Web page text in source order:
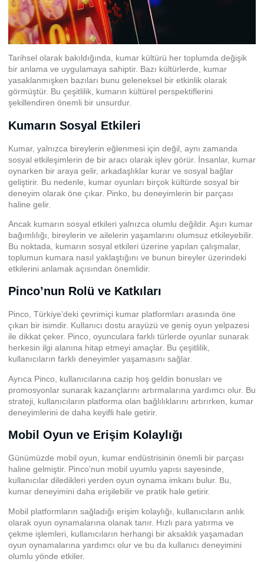
Tarihsel olarak bakıldığında, kumar kültürü her toplumda değişik
bir anlama ve uygulamaya sahiptir. Bazı kültürlerde, kumar
yasaklanmışken bazıları bunu geleneksel bir etkinlik olarak
görmüştür. Bu çeşitlilik, kumarın kültürel perspektiflerini
şekillendiren önemli bir unsurdur.
Kumarın Sosyal Etkileri
Kumar, yalnızca bireylerin eğlenmesi için değil, aynı zamanda
sosyal etkileşimlerin de bir aracı olarak işlev görür. İnsanlar, kumar
oynarken bir araya gelir, arkadaşlıklar kurar ve sosyal bağlar
geliştirir. Bu nedenle, kumar oyunları birçok kültürde sosyal bir
deneyim olarak öne çıkar. Pinko, bu deneyimlerin bir parçası
haline gelir.
Ancak kumarın sosyal etkileri yalnızca olumlu değildir. Aşırı kumar
bağımlılığı, bireylerin ve ailelerin yaşamlarını olumsuz etkileyebilir.
Bu noktada, kumarın sosyal etkileri üzerine yapılan çalışmalar,
toplumun kumara nasıl yaklaştığını ve bunun bireyler üzerindeki
etkilerini anlamak açısından önemlidir.
Pinco’nun Rolü ve Katkıları
Pinco, Türkiye’deki çevrimiçi kumar platformları arasında öne
çıkan bir isimdir. Kullanıcı dostu arayüzü ve geniş oyun yelpazesi
ile dikkat çeker. Pinco, oyunculara farklı türlerde oyunlar sunarak
herkesin ilgi alanına hitap etmeyi amaçlar. Bu çeşitlilik,
kullanıcıların farklı deneyimler yaşamasını sağlar.
Ayrıca Pinco, kullanıcılarına cazip hoş geldin bonusları ve
promosyonlar sunarak kazançlarını artırmalarına yardımcı olur. Bu
strateji, kullanıcıların platforma olan bağlılıklarını artırırken, kumar
deneyimlerini de daha keyifli hale getirir.
Mobil Oyun ve Erişim Kolaylığı
Günümüzde mobil oyun, kumar endüstrisinin önemli bir parçası
haline gelmiştir. Pinco’nun mobil uyumlu yapısı sayesinde,
kullanıcılar diledikleri yerden oyun oynama imkanı bulur. Bu,
kumar deneyimini daha erişilebilir ve pratik hale getirir.
Mobil platformların sağladığı erişim kolaylığı, kullanıcıların anlık
olarak oyun oynamalarına olanak tanır. Hızlı para yatırma ve
çekme işlemleri, kullanıcıların herhangi bir aksaklık yaşamadan
oyun oynamalarına yardımcı olur ve bu da kullanıcı deneyimini
olumlu yönde etkiler.